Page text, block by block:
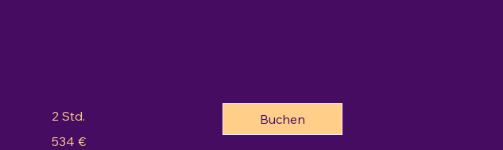
2 Std.
Euro
534 €
Buchen